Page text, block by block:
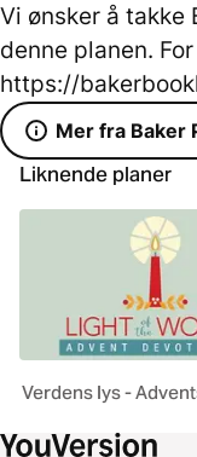
Vi ønsker å takke
denne planen.
https://
Mer fra Baker
Liknende planer
Verdens lys -